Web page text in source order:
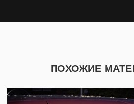
ПОХОЖИЕ